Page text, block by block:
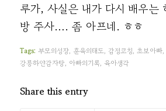
루가, 사실은 내가 다시 배우는
방 주사…. 좀 아프네. ㅎㅎ
Tags: 부모의성장, 훈육의태도, 감정코칭, 초보아빠,
강릉하얀감자탕, 아빠의기록, 육아생각
Share this entry